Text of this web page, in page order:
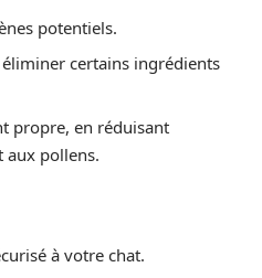
potentiels.
certains ingrédients
propre, en réduisant
aux pollens.
à votre chat.